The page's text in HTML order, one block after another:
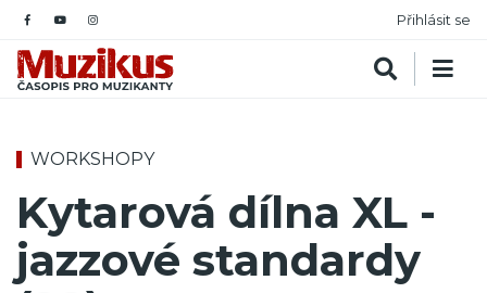
Přihlásit se
WORKSHOPY
Kytarová dílna XL -
jazzové standardy